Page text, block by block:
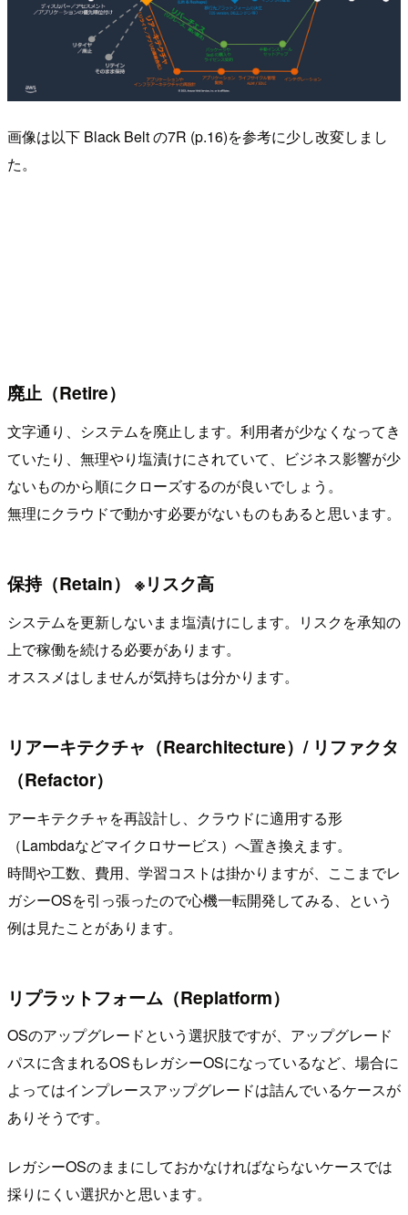
画像は以下 Black Belt の7R (p.16)を参考に少し改変しまし
た。
廃止（Retire）
文字通り、システムを廃止します。利用者が少なくなってき
ていたり、無理やり塩漬けにされていて、ビジネス影響が少
ないものから順にクローズするのが良いでしょう。
無理にクラウドで動かす必要がないものもあると思います。
保持（Retain） ※リスク高
システムを更新しないまま塩漬けにします。リスクを承知の
上で稼働を続ける必要があります。
オススメはしませんが気持ちは分かります。
リアーキテクチャ（Rearchitecture）/ リファクタ
（Refactor）
アーキテクチャを再設計し、クラウドに適用する形
（Lambdaなどマイクロサービス）へ置き換えます。
時間や工数、費用、学習コストは掛かりますが、ここまでレ
ガシーOSを引っ張ったので心機一転開発してみる、という
例は見たことがあります。
リプラットフォーム（Replatform）
OSのアップグレードという選択肢ですが、アップグレード
パスに含まれるOSもレガシーOSになっているなど、場合に
よってはインプレースアップグレードは詰んでいるケースが
ありそうです。
レガシーOSのままにしておかなければならないケースでは
採りにくい選択かと思います。